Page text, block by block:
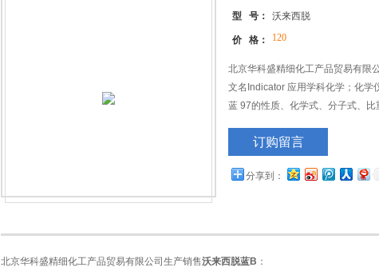
型 号： 沃来西脱
价 格： 120
北京华科盛精细化工产品贸易有限
文名Indicator 应用学科化学；化学
蓝 97的性质、化学式、分子式、
订购留言
分享到：
北京华科盛精细化工产品贸易有限公司生产销售沃来西脱蓝B ：